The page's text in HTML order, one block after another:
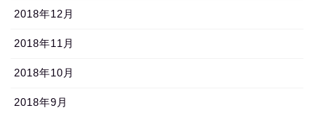
2018年12月
2018年11月
2018年10月
2018年9月